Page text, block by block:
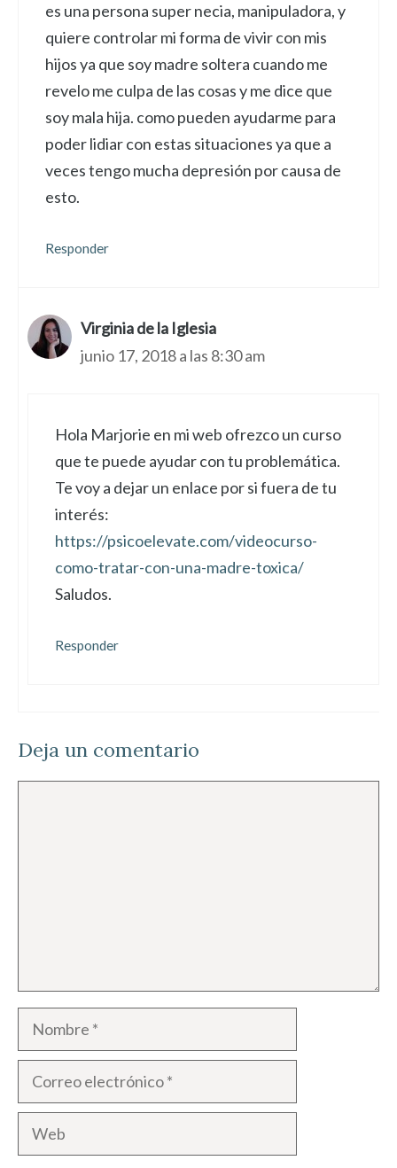
es una persona super necia, manipuladora, y
quiere controlar mi forma de vivir con mis
hijos ya que soy madre soltera cuando me
revelo me culpa de las cosas y me dice que
soy mala hija. como pueden ayudarme para
poder lidiar con estas situaciones ya que a
veces tengo mucha depresión por causa de
esto.
Responder
Virginia de la Iglesia
junio 17, 2018 a las 8:30 am
Hola Marjorie en mi web ofrezco un curso
que te puede ayudar con tu problemática.
Te voy a dejar un enlace por si fuera de tu
interés:
https://psicoelevate.com/videocurso-
como-tratar-con-una-madre-toxica/
Saludos.
Responder
Deja un comentario
Nombre
Correo
electrónico
Web